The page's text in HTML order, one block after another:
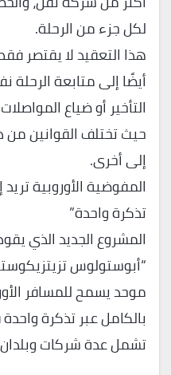
لكل جزء من الرحلة.
هذا التعقيد لا يقتصر
أيضًا إلى متابعة
التأخير أو ضياع
حيث تختلف القوانين
إلى أخرى.
المفوضية الأوروبية
تذكرة واحدة”
المشروع الجديد الذي
“أبوستولوس
موحد يسمح للمسافر
بالكامل عبر تذكرة
تشمل عدة شركات